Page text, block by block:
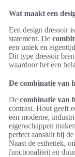
Wat maakt een
Een design dressoir
statement. De
een uniek en
Dit type dressoir
waardoor het een
De combinatie van
De combinatie van
contrast. Hout geeft
een moderne,
eigenschappen
perfect aansluit bij de
Naast de esthetiek,
functionaliteit en